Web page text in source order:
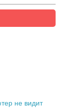
не видит